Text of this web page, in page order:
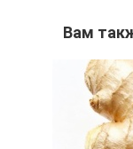
Вам